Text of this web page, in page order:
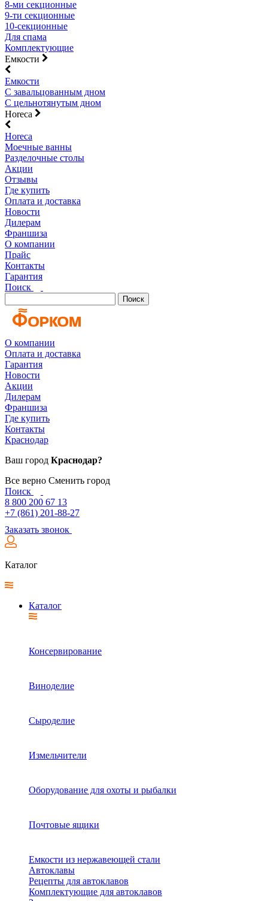
8-ми секционные
9-ти секционные
10-секционные
Для спама
Комплектующие
Емкости
Емкости
С завальцованным дном
С цельнотянутым дном
Horeca
Horeca
Моечные ванны
Разделочные столы
Акции
Отзывы
Где купить
Оплата и доставка
Новости
Дилерам
Франшиза
О компании
Прайс
Контакты
Гарантия
Поиск
Поиск
О компании
Оплата и доставка
Гарантия
Новости
Акции
Дилерам
Франшиза
Где купить
Контакты
Краснодар
Ваш город Краснодар?
Все верно Сменить город
Поиск
8 800 200 67 13
+7 (861) 201-88-27
Заказать звонок
Каталог
Каталог
Консервирование
Виноделие
Сыроделие
Измельчители
Оборудование для охоты и рыбалки
Почтовые ящики
Емкости из нержавеющей стали
Автоклавы
Рецепты для автоклавов
Комплектующие для автоклавов